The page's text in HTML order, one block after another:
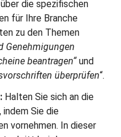
die spezifischen
für Ihre Branche
zu den Themen
Genehmigungen
beantragen“ und
überprüfen“.
Halten Sie sich an die
Sie die
vornehmen. In dieser